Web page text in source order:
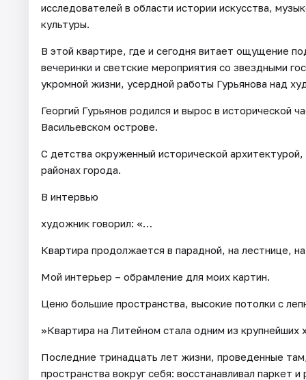
исследователей в области истории искусства,
культуры.
В этой квартире, где и сегодня витает ощущение
вечеринки и светские мероприятия со звездными
укромной жизни, усердной работы Гурьянова над
Георгий Гурьянов родился и вырос в исторической
Васильевском острове.
С детства окруженный исторической
районах города.
В интервью
художник говорил: «…
Квартира продолжается в парадной, на лестнице,
Мой интерьер – обрамление для моих картин.
Ценю большие пространства, высокие потолки с
»Квартира на Литейном стала одним из крупнейших
Последние тринадцать лет жизни, проведенные
пространства вокруг себя: восстанавливал паркет